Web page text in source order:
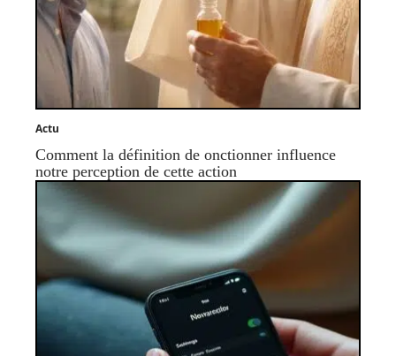
Actu
Comment la définition de onctionner influence
notre perception de cette action